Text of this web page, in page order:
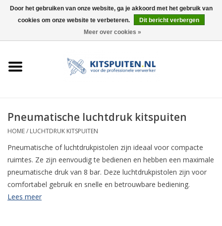
0 Artikelen - €0,00
ELEKTRISCH
HANDDRUK
LUCHTDRUK
Pneumatische luchtdruk kitspuiten
HOME/ LUCHTDRUK KITSPUITEN
Pneumatische of luchtdrukpistolen zijn ideaal voor compacte
ruimtes. Ze zijn eenvoudig te bedienen en hebben een maximale
pneumatische druk van 8 bar. Deze luchtdrukpistolen zijn voor
comfortabel gebruik en snelle en betrouwbare bediening.
Lees meer
Door het gebruiken van onze website, ga je akkoord met het gebruik van
cookies om onze website te verbeteren.
Dit bericht verbergen
Meer over cookies »